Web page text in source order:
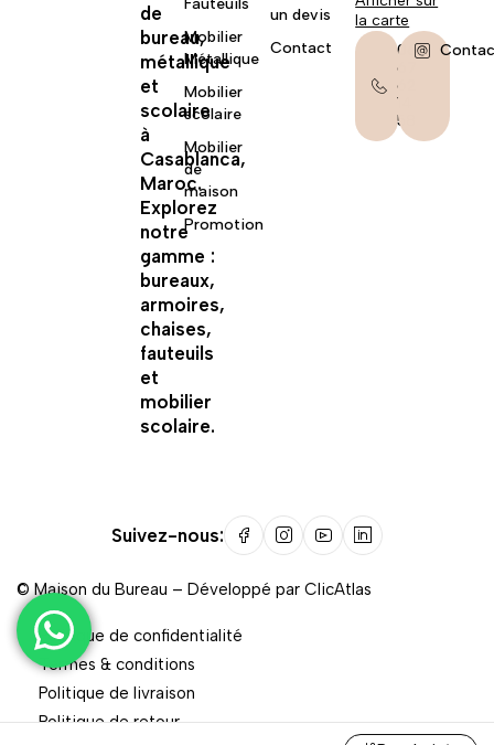
de
bureau,
métallique
et
scolaire
à
Casablanca,
Maroc.
Explorez
notre
gamme :
bureaux,
armoires,
chaises,
fauteuils
et
mobilier
scolaire.
Mobilier
Métallique
Mobilier
scolaire
Mobilier
de
maison
Promotion
un devis
Contact
la carte
06
67
62
14
58
Suivez-nous:
©Maison du Bureau – Développé par ClicAtlas
Politique de confidentialité
Termes & conditions
Politique de livraison
Politique de retour